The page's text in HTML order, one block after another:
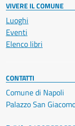
VIVERE IL COMUNE
Luoghi
Eventi
Elenco libri
CONTATTI
Comune di Napoli
Palazzo San